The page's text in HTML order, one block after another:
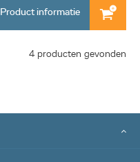
Product informatie
4 producten gevonden